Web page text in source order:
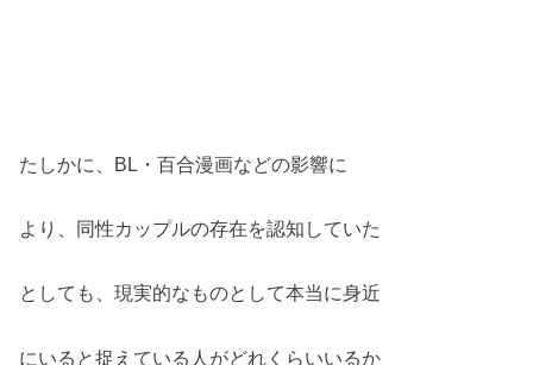
たしかに、BL・百合漫画などの影響に
より、同性カップルの存在を認知していた
としても、現実的なものとして本当に身近
にいると捉えている人がどれくらいいるか